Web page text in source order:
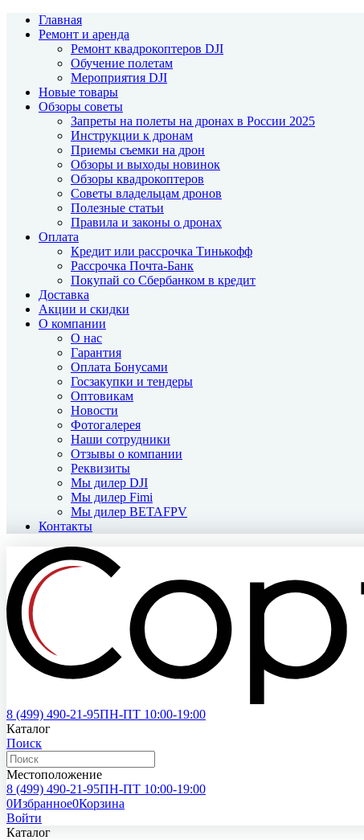
Главная
Ремонт и аренда
Ремонт квадрокоптеров DJI
Обучение полетам
Мероприятия DJI
Новые товары
Обзоры советы
Запреты на полеты на дронах в России 2025
Инструкции к дронам
Приемы съемки на дрон
Обзоры и выходы новинок
Обзоры квадрокоптеров
Советы владельцам дронов
Полезные статьи
Правила и законы о дронах
Оплата
Кредит или рассрочка Тинькофф
Рассрочка Почта-Банк
Покупай со Сбербанком в кредит
Доставка
Акции и скидки
О компании
О нас
Гарантия
Оплата Бонусами
Госзакупки и тендеры
Оптовикам
Новости
Фотогалерея
Наши сотрудники
Отзывы о компании
Реквизиты
Мы дилер DJI
Мы дилер Fimi
Мы дилер BETAFPV
Контакты
8 (499) 490-21-95ПН-ПТ 10:00-19:00
Каталог
Поиск
Местоположение
8 (499) 490-21-95ПН-ПТ 10:00-19:00
0Избранное0Корзина
Войти
Каталог